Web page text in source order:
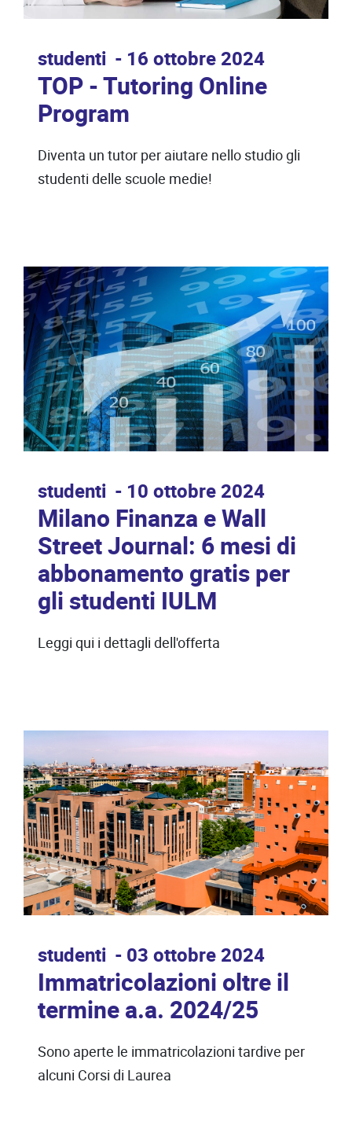
studenti 16 ottobre 2024
TOP - Tutoring Online
Program
Diventa un tutor per aiutare nello studio gli
studenti delle scuole medie!
studenti 10 ottobre 2024
Milano Finanza e Wall
Street Journal: 6 mesi di
abbonamento gratis per
gli studenti IULM
Leggi qui i dettagli dell'offerta
studenti 03 ottobre 2024
Immatricolazioni oltre il
termine a.a. 2024/25
Sono aperte le immatricolazioni tardive per
alcuni Corsi di Laurea